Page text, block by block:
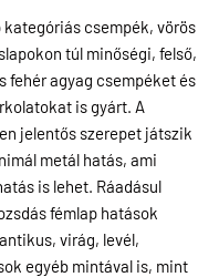
kategóriás csempék, vörös
túl minőségi, felső,
fehér agyag csempéket és
is gyárt. A
jelentős szerepet játszik
metál hatás, ami
is lehet. Ráadásul
fémlap hatások
virág, levél,
egyéb mintával is, mint